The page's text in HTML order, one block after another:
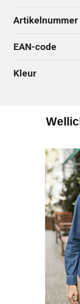
EAN-code
Kleur